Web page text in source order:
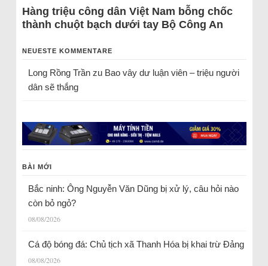
Hàng triệu công dân Việt Nam bỗng chốc
thành chuột bạch dưới tay Bộ Công An
NEUESTE KOMMENTARE
Long Rồng Trầnzu Bao vây dư luận viên – triệu người
dân sẽ thắng
BÀI MỚI
Bắc ninh: Ông Nguyễn Văn Dũng bị xử lý, câu hỏi nào
còn bỏ ngỏ?
08/08/2026
Cá độ bóng đá: Chủ tịch xã Thanh Hóa bị khai trừ Đảng
08/08/2026